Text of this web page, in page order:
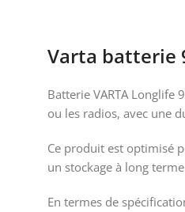
Varta batterie
Batterie VARTA
ou les radios, avec une
Ce produit est optimisé
un stockage à long
En termes de